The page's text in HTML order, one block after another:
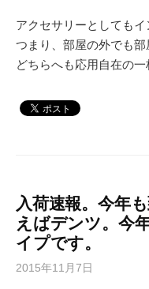
アクセサリーとしてもイ
つまり、部屋の外でも部
どちらへも応用自在の一
入荷速報。今年
えばデンツ。今
イプです。
2015年11月7日